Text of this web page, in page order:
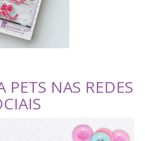
PETS NAS REDES